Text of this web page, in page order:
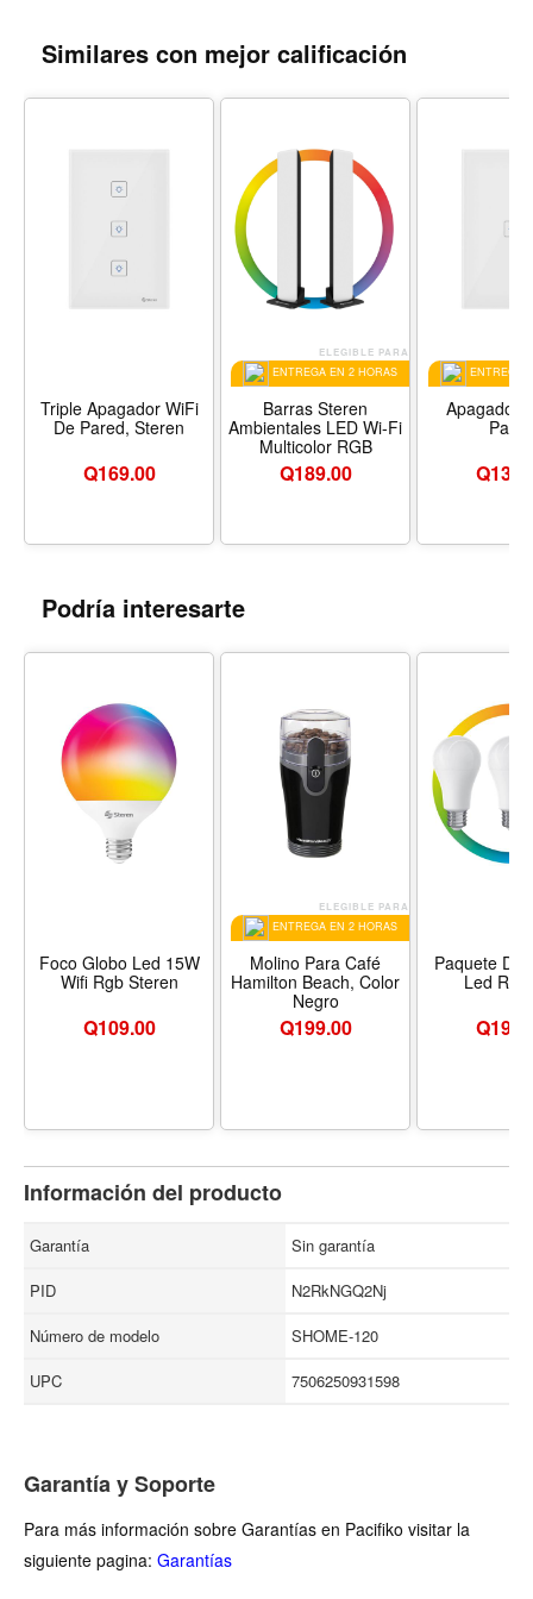
Similares con mejor calificación
Triple Apagador WiFi
De Pared, Steren
Q169.00
ELEGIBLE PARA
ENTREGA EN 2 HORAS
Barras Steren
Ambientales LED Wi-Fi
Multicolor RGB
Q189.00
ENTREGA
Apagador
Q
Podría interesarte
Foco Globo Led 15W
Wifi Rgb Steren
Q109.00
ELEGIBLE PARA
ENTREGA EN 2 HORAS
Molino Para Café
Hamilton Beach, Color
Negro
Q199.00
Paquete De
Led Rgb
Q
Información del producto
Garantía
Sin garantía
PID
N2RkNGQ2Nj
Número de modelo
SHOME-120
UPC
7506250931598
Garantía y Soporte
Para más información sobre Garantías en Pacifiko visitar la
siguiente pagina: Garantías